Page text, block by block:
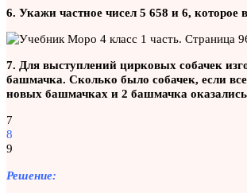
6. Укажи частное чисел 5 658 и 6, которое
7. Для выступлений цирковых собачек
башмачка. Сколько было собачек, если
новых башмачках и 2 башмачка
7
8
9
Решение: